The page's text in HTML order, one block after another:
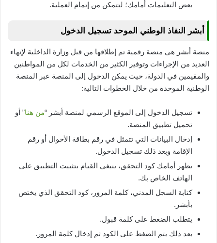
بعض التعليمات أمامك؛ لتتمكن من إتمام العملية.
أبشر النفاذ الوطني الموحد تسجيل الدخول
منصة أبشر هي منصة رقمية تم إطلاقها من قبل وزارة الداخلية لإنهاء
العديد من الإجراءات وتوفير الكثير من الخدمات لكل من المواطنين
والمقيمين في الدولة، حيث يمكن الدخول إلى المنصة عبر المنصة
الوطنية الموحدة من خلال الخطوات التالية:
تسجيل الدخول إلى الموقع الرسمي لمنصة أبشر “من هنا” أو
تحميل تطبيق المنصة.
إدخال البيانات التي تتمثل في رقم بطاقة الأحوال أو رقم
الإقامة وبعد ذلك تسجيل الدخول.
يظهر أمامك كود التحقق، ينبغي القيام بتثبيت التطبيق على
الهاتف الخاص بك.
كتابة السجل المدني، كلمة المرور، كود التحقق الذي يختص
بأبشر.
يتطلب الضغط على كلمة قبول.
بعد ذلك يتم الضغط على الكود ثم إدخال كلمة المرور.